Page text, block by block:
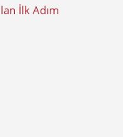
İlk Adım